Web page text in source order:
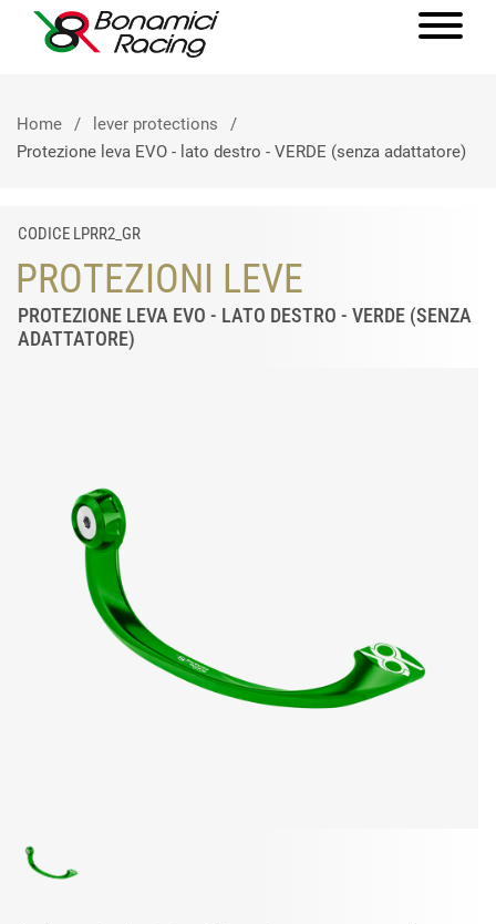
Home
lever protections
Protezione leva EVO - lato destro - VERDE (senza adattatore)
CODICE LPRR2_GR
PROTEZIONI LEVE
PROTEZIONE LEVA EVO - LATO DESTRO - VERDE (SENZA
ADATTATORE)